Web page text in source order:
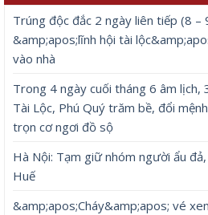
Trúng độc đắc 2 ngày liên tiếp (8
&amp;apos;lĩnh hội tài
vào nhà
Trong 4 ngày cuối tháng 6 âm lịch,
Tài Lộc, Phú Quý trăm bề, đổi
trọn cơ ngơi đồ sộ
Hà Nội: Tạm giữ nhóm người ẩu
Huế
&amp;apos;Cháy&amp;apos; vé